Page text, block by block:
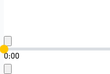
0:00